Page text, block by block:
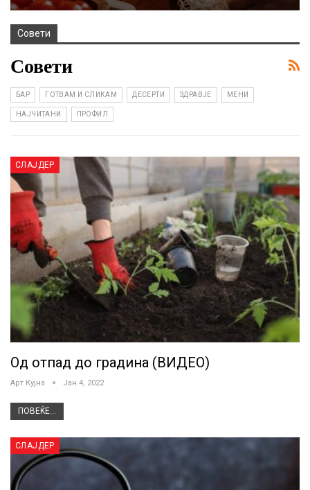
Совети
Совети
БАР ГОТВАМ И СЛИКАМ ДЕСЕРТИ ЗДРАВЈЕ МЕНИ
НАЈЧИТАНИ ПРОФИЛ
СЛАЈДЕР
Од отпад до градина (ВИДЕО)
Арт Кујна Јан 4, 2022
ПОВЕЌЕ...
СЛАЈДЕР